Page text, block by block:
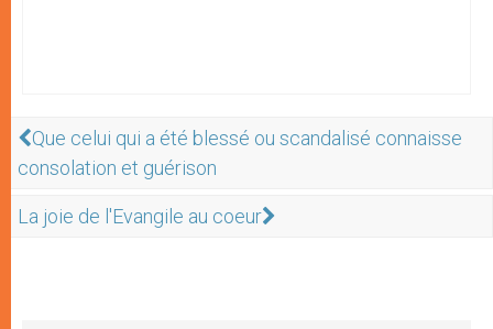
Que celui qui a été blessé ou scandalisé connaisse
consolation et guérison
La joie de l'Evangile au coeur